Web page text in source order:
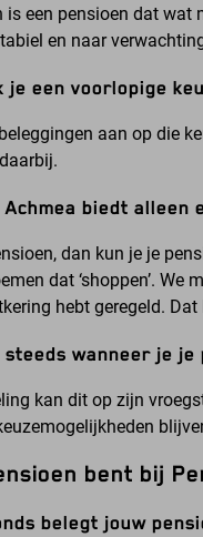
is een pensioen dat
en naar
je een voorlopige
aan op die
biedt alleen
dan kun je je
dat ‘shoppen’.
hebt geregeld.
wanneer je je
kan dit op zijn
bent bij
belegt jouw